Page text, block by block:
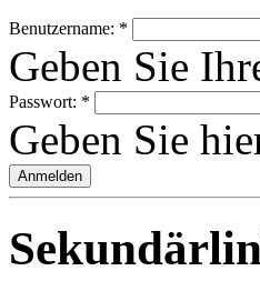
Benutzername: *
Geben Sie
Passwort: *
Geben Sie